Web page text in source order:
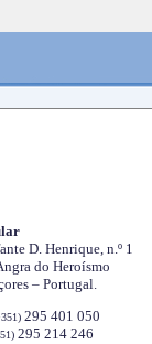
D. Henrique, n.º 1
do Heroísmo
– Portugal.
295 401 050
295 214 246